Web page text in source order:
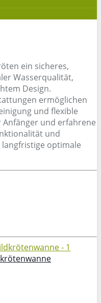
ein sicheres,
Wasserqualität,
Design.
ermöglichen
und flexible
und erfahrene
und
optimale